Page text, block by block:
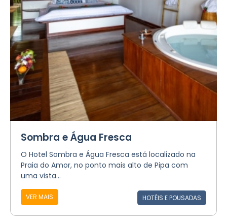
Sombra e Água Fresca
O Hotel Sombra e Água Fresca está localizado na
Praia do Amor, no ponto mais alto de Pipa com
uma vista...
VER MAIS HOTÉIS E POUSADAS